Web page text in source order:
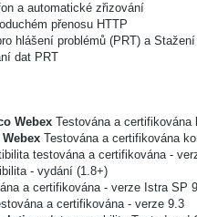
a automatické zřizování
přenosu HTTP
hlášení problémů (PRT) a
dat PRT
Webex Testována a certifikována
Testována a certifikována
testována a certifikována -
- vydání (1.8+)
a certifikována - verze Istra SP
a certifikována - verze 9.3